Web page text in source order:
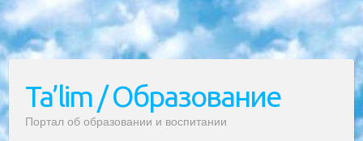
Ta’lim / Образование
Портал об образовании и воспитании